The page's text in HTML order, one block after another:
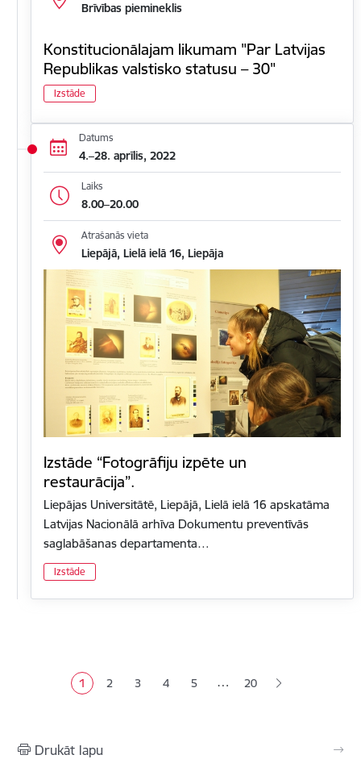
Brīvības piemineklis
Konstitucionālajam likumam "Par Latvijas
Republikas valstisko statusu – 30"
Izstāde
Datums
4.–28. aprīlis, 2022
Laiks
8.00–20.00
Atrašanās vieta
Liepājā, Lielā ielā 16, Liepāja
Izstāde “Fotogrāfiju izpēte un
restaurācija”.
Liepājas Universitātē, Liepājā, Lielā ielā 16 apskatāma
Latvijas Nacionālā arhīva Dokumentu preventīvās
saglabāšanas departamenta…
Izstāde
Pašreizējā lapa
1 Lapa
2 Lapa
3 Lapa
4 Lapa
5 … 20
Drukāt lapu